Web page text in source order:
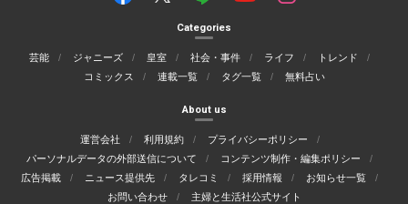
Categories
芸能 ジャニーズ 皇室 社会・事件 ライフ
トレンド
コミックス
連載一覧 タグ一覧 無料占い
About us
運営会社 利用規約
プライバシーポリシー
パーソナルデータの外部送信について
コンテンツ制作・編集ポリシー
広告掲載
ニュース提供先 タレコミ 採用情報
お知らせ一覧
お問い合わせ
主婦と生活社公式サイト